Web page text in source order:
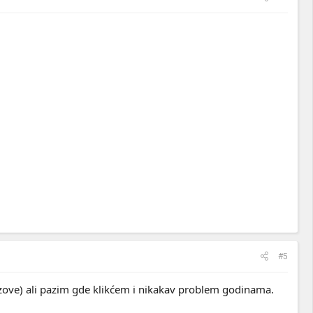
#5
ali pazim gde klikćem i nikakav problem godinama.